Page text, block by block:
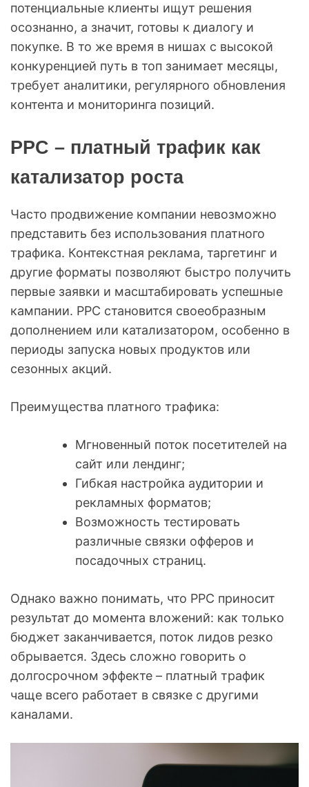
потенциальные клиенты ищут решения
осознанно, а значит, готовы к диалогу и
покупке. В то же время в нишах с высокой
конкуренцией путь в топ занимает месяцы,
требует аналитики, регулярного обновления
контента и мониторинга позиций.
PPC – платный трафик как
катализатор роста
Часто продвижение компании невозможно
представить без использования платного
трафика. Контекстная реклама, таргетинг и
другие форматы позволяют быстро получить
первые заявки и масштабировать успешные
кампании. PPC становится своеобразным
дополнением или катализатором, особенно в
периоды запуска новых продуктов или
сезонных акций.
Преимущества платного трафика:
Мгновенный поток посетителей на
сайт или лендинг;
Гибкая настройка аудитории и
рекламных форматов;
Возможность тестировать
различные связки офферов и
посадочных страниц.
Однако важно понимать, что PPC приносит
результат до момента вложений: как только
бюджет заканчивается, поток лидов резко
обрывается. Здесь сложно говорить о
долгосрочном эффекте – платный трафик
чаще всего работает в связке с другими
каналами.